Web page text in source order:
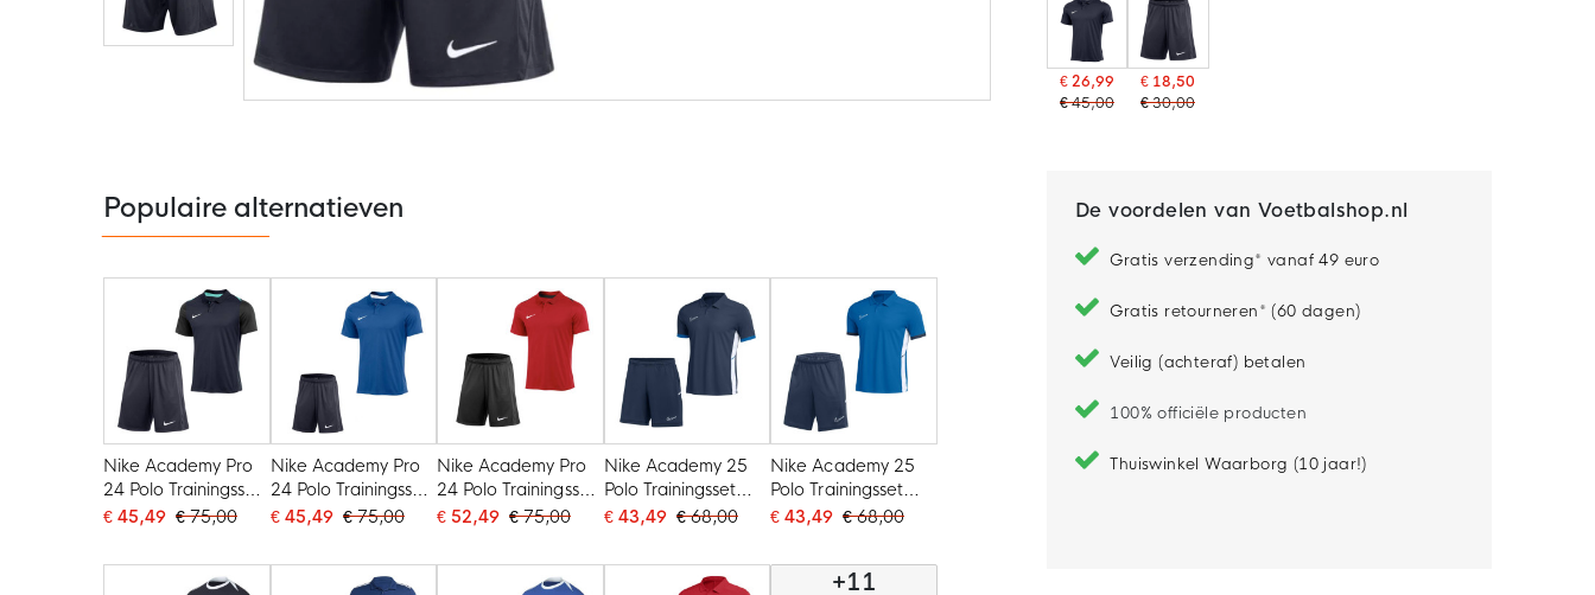
de
afbeeldingen-
gallerij
€ 26,99
€ 45,00
€ 18,50
€ 30,00
De voordelen van Voetbalshop.nl
Gratis verzending* vanaf 49 euro
Gratis retourneren* (60 dagen)
Veilig (achteraf) betalen
100% officiële producten
Thuiswinkel Waarborg (10 jaar!)
Populaire alternatieven
Nike Academy Pro
24 Polo Trainingsset
Donkerblauw Zwart
€ 45,49 € 75,00
Nike Academy Pro
24 Polo Trainingsset
Blauw Wit
€ 45,49 € 75,00
Nike Academy Pro
24 Polo Trainingsset
Rood Zwart Wit
€ 52,49 € 75,00
Nike Academy 25
Polo Trainingsset
Donkerblauw Blauw
€ 43,49 € 68,00
Nike Academy 25
Polo Trainingsset
Blauw Donkerblauw
€ 43,49 € 68,00
+11